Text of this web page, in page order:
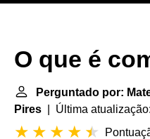
O que é
Perguntado por:
Pires | Última